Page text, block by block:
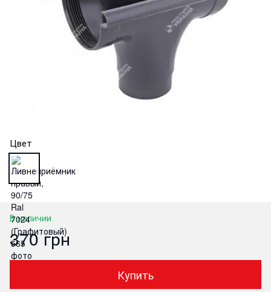
Цвет
В наличии
370 грн
Купить